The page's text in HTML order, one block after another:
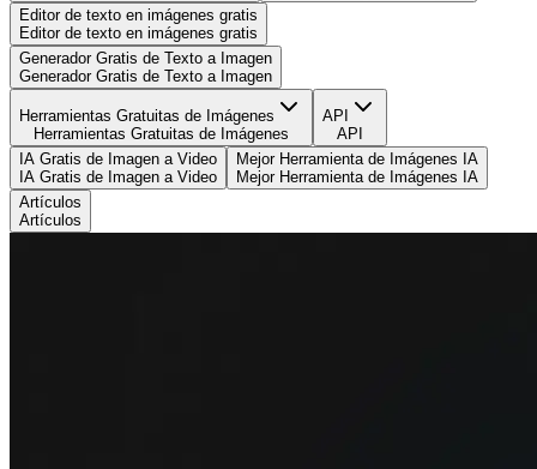
Editor de texto en imágenes gratis
Editor de texto en imágenes gratis
Generador Gratis de Texto a Imagen
Generador Gratis de Texto a Imagen
Herramientas Gratuitas de Imágenes
Herramientas Gratuitas de Imágenes
API
API
IA Gratis de Imagen a Video
IA Gratis de Imagen a Video
Mejor Herramienta de Imágenes IA
Mejor Herramienta de Imágenes IA
Artículos
Artículos